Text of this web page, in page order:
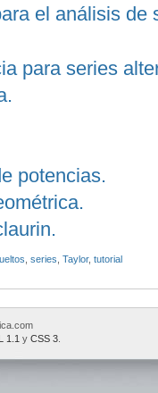
el análisis de
para series
potencias.
, series, Taylor, tutorial
1.1 y CSS 3.